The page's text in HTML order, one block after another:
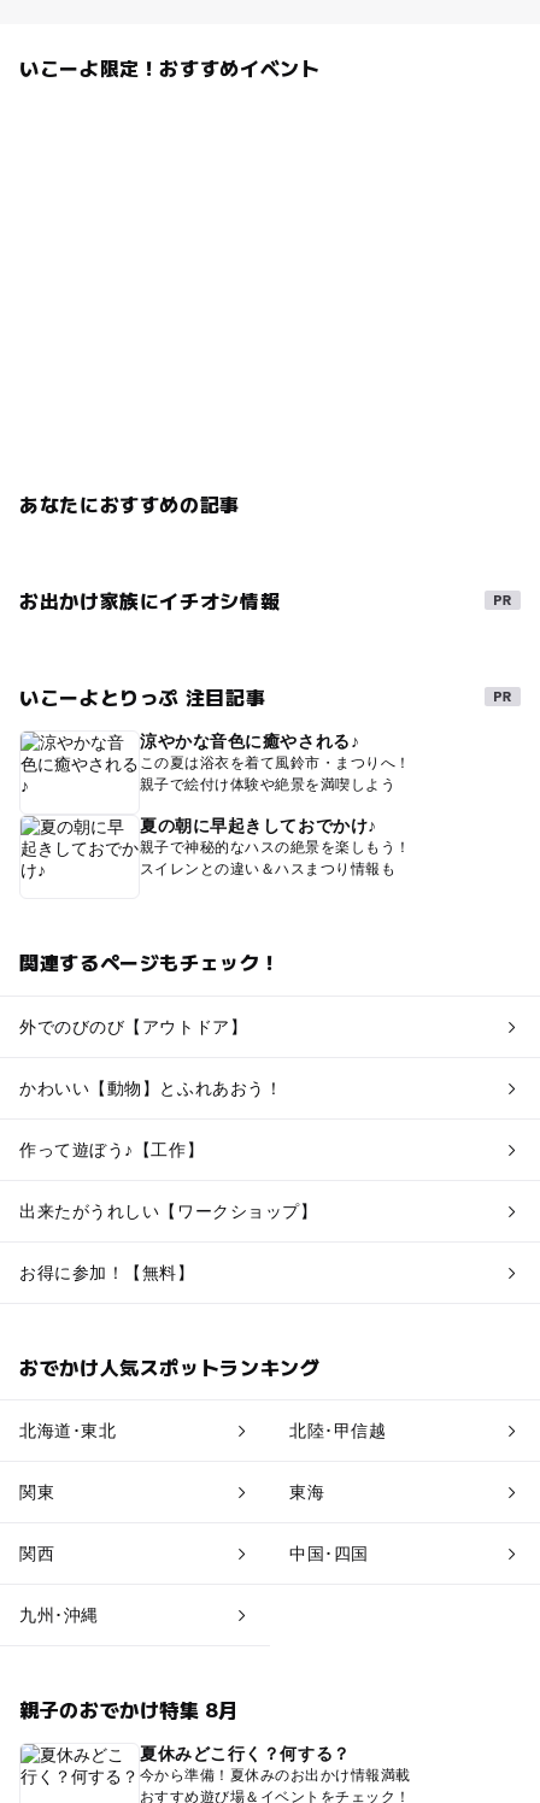
いこーよ限定！おすすめイベント
あなたにおすすめの記事
お出かけ家族にイチオシ情報
いこーよとりっぷ 注目記事
涼やかな音色に癒やされる♪
この夏は浴衣を着て風鈴市・まつりへ！
親子で絵付け体験や絶景を満喫しよう
夏の朝に早起きしておでかけ♪
親子で神秘的なハスの絶景を楽しもう！
スイレンとの違い＆ハスまつり情報も
関連するページもチェック！
外でのびのび【アウトドア】
かわいい【動物】とふれあおう！
作って遊ぼう♪【工作】
出来たがうれしい【ワークショップ】
お得に参加！【無料】
おでかけ人気スポットランキング
北海道･東北 北陸･甲信越
関東 東海
関西 中国･四国
九州･沖縄
親子のおでかけ特集 8月
夏休みどこ行く？何する？
今から準備！夏休みのお出かけ情報満載
おすすめ遊び場＆イベントをチェック！